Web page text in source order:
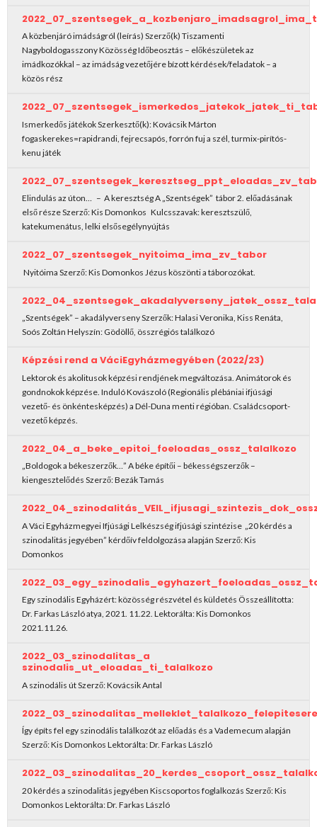
A közbenjáró imádságról (leírás) Szerző(k) Tiszamenti
Nagyboldogasszony Közösség Időbeosztás – előkészületek az
imádkozókkal – az imádság vezetőjére bízott kérdések/feladatok – a
közös rész
Ismerkedős játékok Szerkesztő(k): Kovácsik Márton
fogaskerekes=rapidrandi, fejrecsapós, forrón fuj a szél, turmix-pirítós-
kenu játék
Elindulás az úton… – A keresztség A „Szentségek” tábor 2. előadásának
első része Szerző: Kis Domonkos Kulcsszavak: keresztszülő,
katekumenátus, lelki elsősegélynyújtás
2022_07_szentsegek_nyitoima_ima_zv_tabor
Nyitóima Szerző: Kis Domonkos Jézus köszönti a táborozókat.
„Szentségek” – akadályverseny Szerzők: Halasi Veronika, Kiss Renáta,
Soós Zoltán Helyszín: Gödöllő, összrégiós találkozó
Képzési rend a VáciEgyházmegyében (2022/23)
Lektorok és akolitusok képzési rendjének megváltozása. Animátorok és
gondnokok képzése. Induló Kovászoló (Regionális plébániai ifjúsági
vezető- és önkéntesképzés) a Dél-Duna menti régióban. Családcsoport-
vezető képzés.
2022_04_a_beke_epitoi_foeloadas_ossz_talalkozo
„Boldogok a békeszerzők…” A béke építői – békességszerzők –
kiengesztelődés Szerző: Bezák Tamás
A Váci Egyházmegyei Ifjúsági Lelkészség ifjúsági szintézise „20 kérdés a
szinodalitás jegyében” kérdőív feldolgozása alapján Szerző: Kis
Domonkos
Egy szinodális Egyházért: közösség részvétel és küldetés Összeállította:
Dr. Farkas László atya, 2021. 11.22. Lektorálta: Kis Domonkos
2021.11.26.
2022_03_szinodalitas_a
szinodalis_ut_eloadas_ti_talalkozo
A szinodális út Szerző: Kovácsik Antal
Így építs fel egy szinodális találkozót az előadás és a Vademecum alapján
Szerző: Kis Domonkos Lektorálta: Dr. Farkas László
20 kérdés a szinodalitás jegyében Kiscsoportos foglalkozás Szerző: Kis
Domonkos Lektorálta: Dr. Farkas László